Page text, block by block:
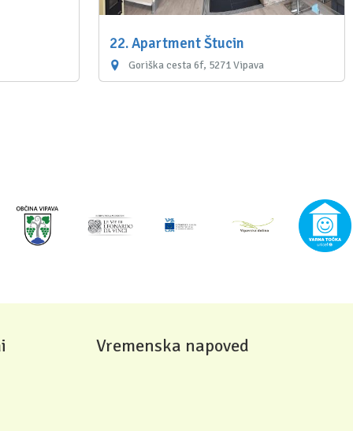
22. Apartment Štucin
Goriška cesta 6f, 5271 Vipava
Vremenska napoved